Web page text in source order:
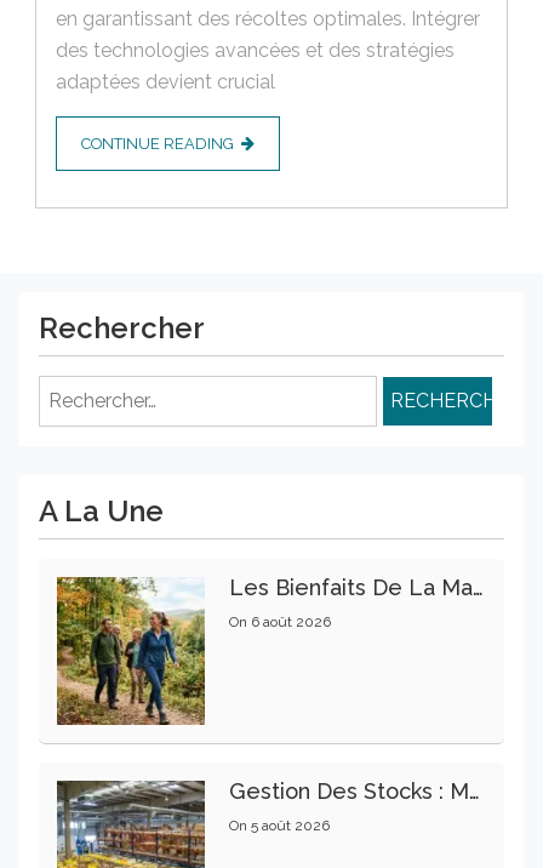
en garantissant des récoltes optimales. Intégrer
des technologies avancées et des stratégies
adaptées devient crucial
CONTINUE READING
Rechercher
Rechercher :
A La Une
Les Bienfaits De La Marche Sur La Santé Physique Et Mentale
On 6 août 2026
Gestion Des Stocks : Meilleures Pratiques Intralogistiques
On 5 août 2026